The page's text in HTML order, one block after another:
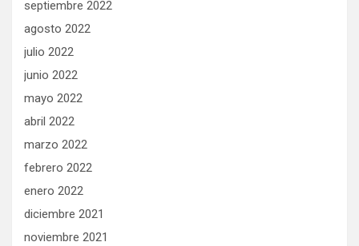
septiembre 2022
agosto 2022
julio 2022
junio 2022
mayo 2022
abril 2022
marzo 2022
febrero 2022
enero 2022
diciembre 2021
noviembre 2021